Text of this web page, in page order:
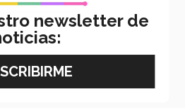
me pone es la
para aprender algo
experiencias
Luis.
newsletter de